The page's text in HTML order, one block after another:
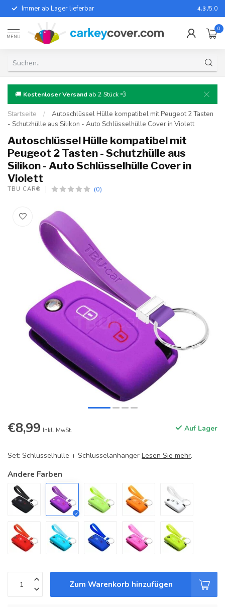
Immer ab Lager lieferbar Für fast
4.3 /5.0
MENU
0
🚚 Kostenloser Versand ab 2 Stück 💨
Startseite /
Autoschlüssel Hülle kompatibel mit Peugeot 2 Tasten
- Schutzhülle aus Silikon - Auto Schlüsselhülle Cover in Violett
Autoschlüssel Hülle kompatibel mit
Peugeot 2 Tasten - Schutzhülle aus
Silikon - Auto Schlüsselhülle Cover in
Violett
TBU CAR® (0)
€8,99 Inkl. MwSt. Auf Lager
Set: Schlüsselhülle + Schlüsselanhänger Lesen Sie mehr.
Andere Farben
Zum Warenkorb hinzufügen